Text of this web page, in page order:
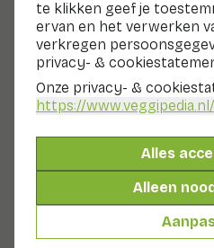
te klikken geef je
ervan en het verwerken
verkregen
privacy- &
Onze privacy- &
https://www.veggipedia.nl
Alles
Alleen
naar meer
4 januari 2021
We zijn weer aanbeland bij
voornemens? Wij wel. Wij
eetwissels van het
denken: "Pff, weer die goede
toch niet vol". Maar de
Voedingscentrum juist wel!
Kleine stapjes